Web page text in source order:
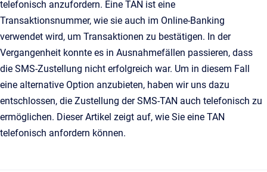
telefonisch anzufordern. Eine TAN ist eine
Transaktionsnummer, wie sie auch im Online-Banking
verwendet wird, um Transaktionen zu bestätigen. In der
Vergangenheit konnte es in Ausnahmefällen passieren, dass
die SMS-Zustellung nicht erfolgreich war. Um in diesem Fall
eine alternative Option anzubieten, haben wir uns dazu
entschlossen, die Zustellung der SMS-TAN auch telefonisch zu
ermöglichen. Dieser Artikel zeigt auf, wie Sie eine TAN
telefonisch anfordern können.